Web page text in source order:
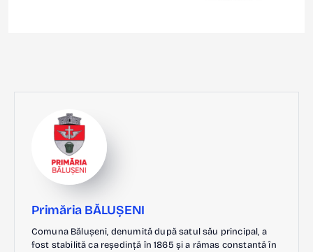
Primăria BĂLUȘENI
Comuna Bălușeni, denumită după satul său principal, a
fost stabilită ca reședință în 1865 și a rămas constantă în